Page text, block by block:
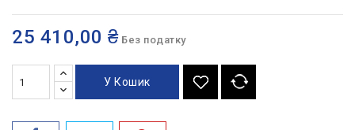
25 410,00 ₴ Без податку
У Кошик